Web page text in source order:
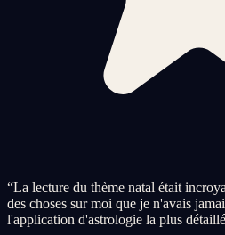
“La lecture du thème natal était
des choses sur moi que je n'avais
l'application d'astrologie la plus